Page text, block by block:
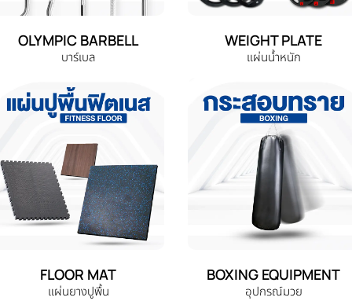
OLYMPIC BARBELL
บาร์เบล
WEIGHT PLATE
แผ่นน้ำหนัก
FLOOR MAT
แผ่นยางปูพื้น
BOXING EQUIPMENT
อุปกรณ์มวย